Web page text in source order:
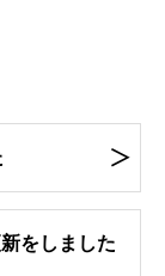
をしました